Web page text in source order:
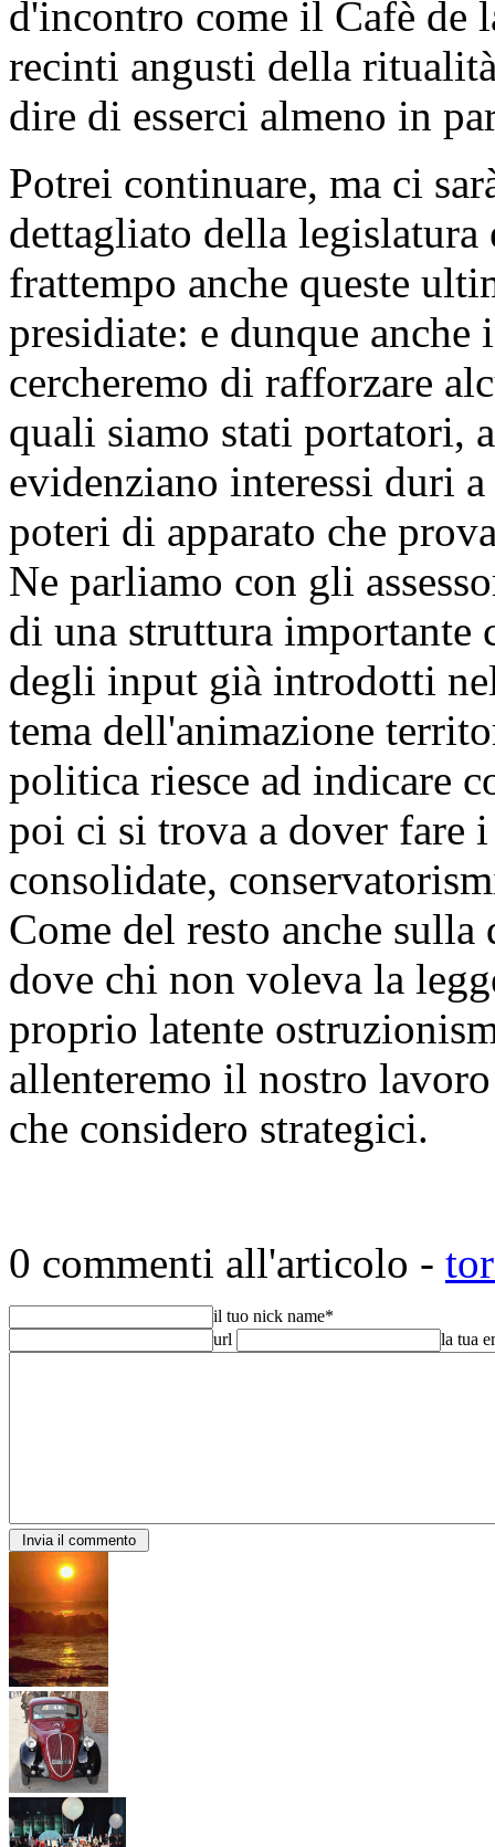
d'incontro come il Cafè de
recinti angusti della
dire di esserci almeno in
Potrei continuare, ma ci
dettagliato della
frattempo anche queste
presidiate: e dunque
cercheremo di rafforzare
quali siamo stati portatori,
evidenziano interessi duri
poteri di apparato che
Ne parliamo con gli
di una struttura importante
degli input già introdotti
tema dell'animazione
politica riesce ad indicare
poi ci si trova a dover fare
consolidate,
Come del resto anche
dove chi non voleva la
proprio latente
allenteremo il nostro
che considero strategici.
0 commenti all'articolo -
il tuo nick name*
url
la tua